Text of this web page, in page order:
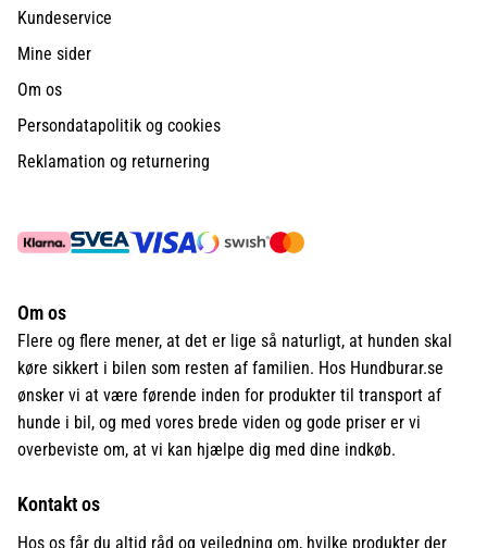
Kundeservice
Mine sider
Om os
Persondatapolitik og cookies
Reklamation og returnering
Om os
Flere og flere mener, at det er lige så naturligt, at hunden skal
køre sikkert i bilen som resten af familien. Hos Hundburar.se
ønsker vi at være førende inden for produkter til transport af
hunde i bil, og med vores brede viden og gode priser er vi
overbeviste om, at vi kan hjælpe dig med dine indkøb.
Kontakt os
Hos os får du altid råd og vejledning om, hvilke produkter der